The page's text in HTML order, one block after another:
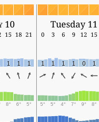
10 Tuesday 11
15 18 21 0 3 6 9 12 15
1 1 1 1 1 1 1 0 1
8° 6° 5° 5° 5° 4° 7° 9° 8°